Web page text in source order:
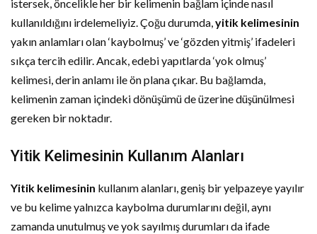
istersek, öncelikle her bir kelimenin bağlam içinde nasıl
kullanıldığını irdelemeliyiz. Çoğu durumda,yitik kelimesinin
yakın anlamları olan ‘kaybolmuş’ ve ‘gözden yitmiş’ ifadeleri
sıkça tercih edilir. Ancak, edebi yapıtlarda ‘yok olmuş’
kelimesi, derin anlamı ile ön plana çıkar. Bu bağlamda,
kelimenin zaman içindeki dönüşümü de üzerine düşünülmesi
gereken bir noktadır.
Yitik Kelimesinin Kullanım Alanları
Yitik kelimesinin kullanım alanları, geniş bir yelpazeye yayılır
ve bu kelime yalnızca kaybolma durumlarını değil, aynı
zamanda unutulmuş ve yok sayılmış durumları da ifade